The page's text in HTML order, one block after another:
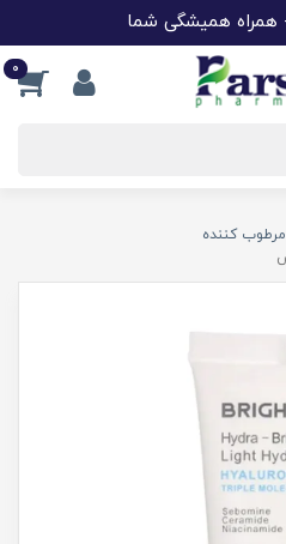
همراه همیشگی شما
0
کننده